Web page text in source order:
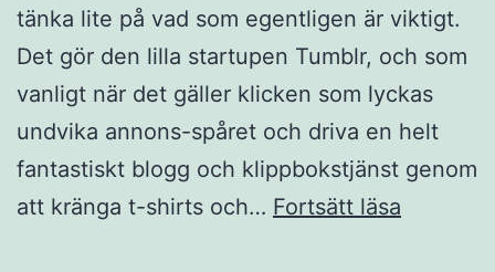
tänka lite på vad som egentligen är viktigt.
Det gör den lilla startupen Tumblr, och som
vanligt när det gäller klicken som lyckas
undvika annons-spåret och driva en helt
fantastiskt blogg och klippbokstjänst genom
att kränga t-shirts och… Fortsätt läsa